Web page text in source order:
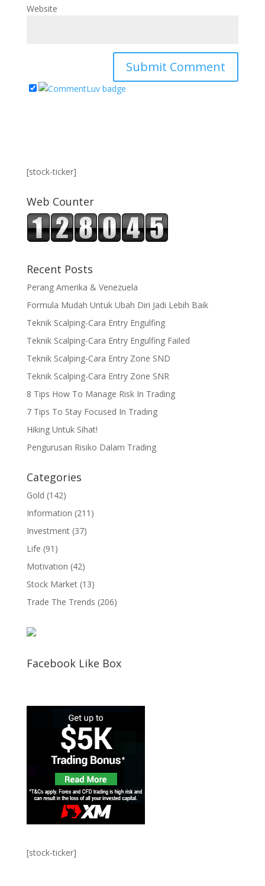
Website
[stock-ticker]
Web Counter
Recent Posts
Perang Amerika & Venezuela
Formula Mudah Untuk Ubah Diri Jadi Lebih Baik
Teknik Scalping-Cara Entry Engulfing
Teknik Scalping-Cara Entry Engulfing Failed
Teknik Scalping-Cara Entry Zone SND
Teknik Scalping-Cara Entry Zone SNR
8 Tips How To Manage Risk In Trading
7 Tips To Stay Focused In Trading
Hiking Untuk Sihat!
Pengurusan Risiko Dalam Trading
Categories
Gold (142)
Information (211)
Investment(37)
Life (91)
Motivation (42)
Stock Market(13)
Trade The Trends (206)
Facebook Like Box
[stock-ticker]